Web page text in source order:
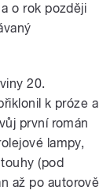
o rok později
20.
k próze a
první román
lampy,
(pod
až po autorově